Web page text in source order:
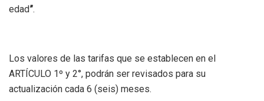
edad”.
Los valores de las tarifas que se establecen en el
ARTÍCULO 1º y 2°, podrán ser revisados para su
actualización cada 6 (seis) meses.